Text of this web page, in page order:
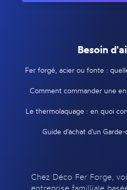
Besoin
Fer forgé, acier ou fonte :
Comment commander une
Le thermolaquage : en quoi
Guide d'achat d'un
Chez Déco Fer Forge,
entreprise familliale